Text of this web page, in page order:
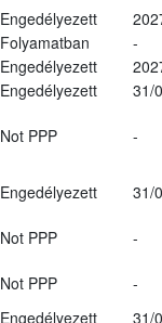
Engedélyezett
Folyamatban
-
Engedélyezett
Engedélyezett
31/
Not PPP -
Engedélyezett
31/
Not PPP
-
Not PPP
-
Engedélyezett
31/